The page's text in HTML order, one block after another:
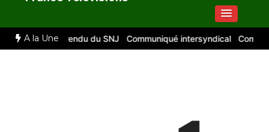
A la Une
: compte rendu du SNJ Communiqué intersyndical Compte-